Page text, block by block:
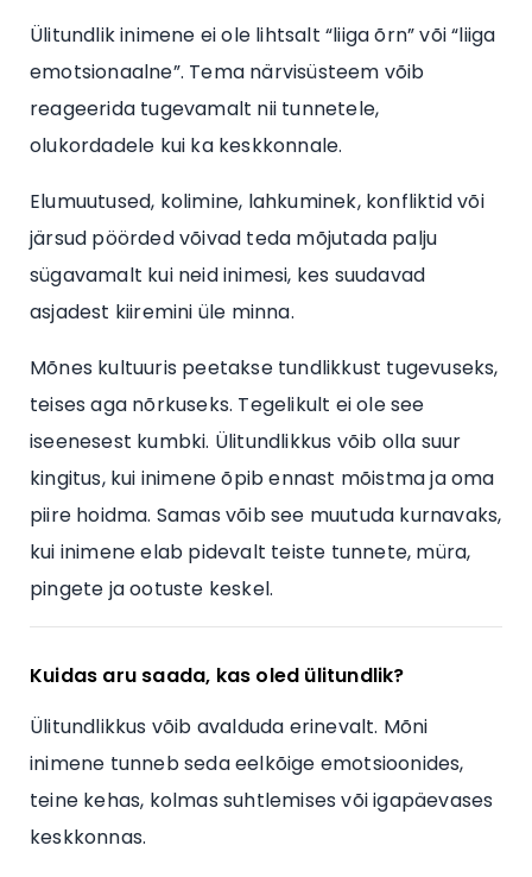
Ülitundlik inimene ei ole lihtsalt “liiga õrn” või “liiga
emotsionaalne”. Tema närvisüsteem võib
reageerida tugevamalt nii tunnetele,
olukordadele kui ka keskkonnale.
Elumuutused, kolimine, lahkuminek, konfliktid või
järsud pöörded võivad teda mõjutada palju
sügavamalt kui neid inimesi, kes suudavad
asjadest kiiremini üle minna.
Mõnes kultuuris peetakse tundlikkust tugevuseks,
teises aga nõrkuseks. Tegelikult ei ole see
iseenesest kumbki. Ülitundlikkus võib olla suur
kingitus, kui inimene õpib ennast mõistma ja oma
piire hoidma. Samas võib see muutuda kurnavaks,
kui inimene elab pidevalt teiste tunnete, müra,
pingete ja ootuste keskel.
Kuidas aru saada, kas oled ülitundlik?
Ülitundlikkus võib avalduda erinevalt. Mõni
inimene tunneb seda eelkõige emotsioonides,
teine kehas, kolmas suhtlemises või igapäevases
keskkonnas.